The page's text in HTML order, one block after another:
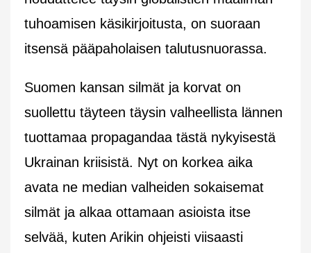
tuhoamisen käsikirjoitusta, on suoraan
itsensä pääpaholaisen talutusnuorassa.
Suomen kansan silmät ja korvat on
suollettu täyteen täysin valheellista lännen
tuottamaa propagandaa tästä nykyisestä
Ukrainan kriisistä. Nyt on korkea aika
avata ne median valheiden sokaisemat
silmät ja alkaa ottamaan asioista itse
selvää, kuten Arikin ohjeisti viisaasti